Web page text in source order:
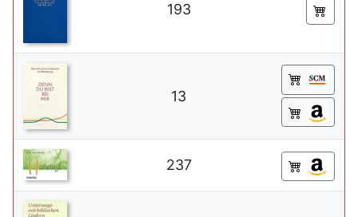
193
13
237